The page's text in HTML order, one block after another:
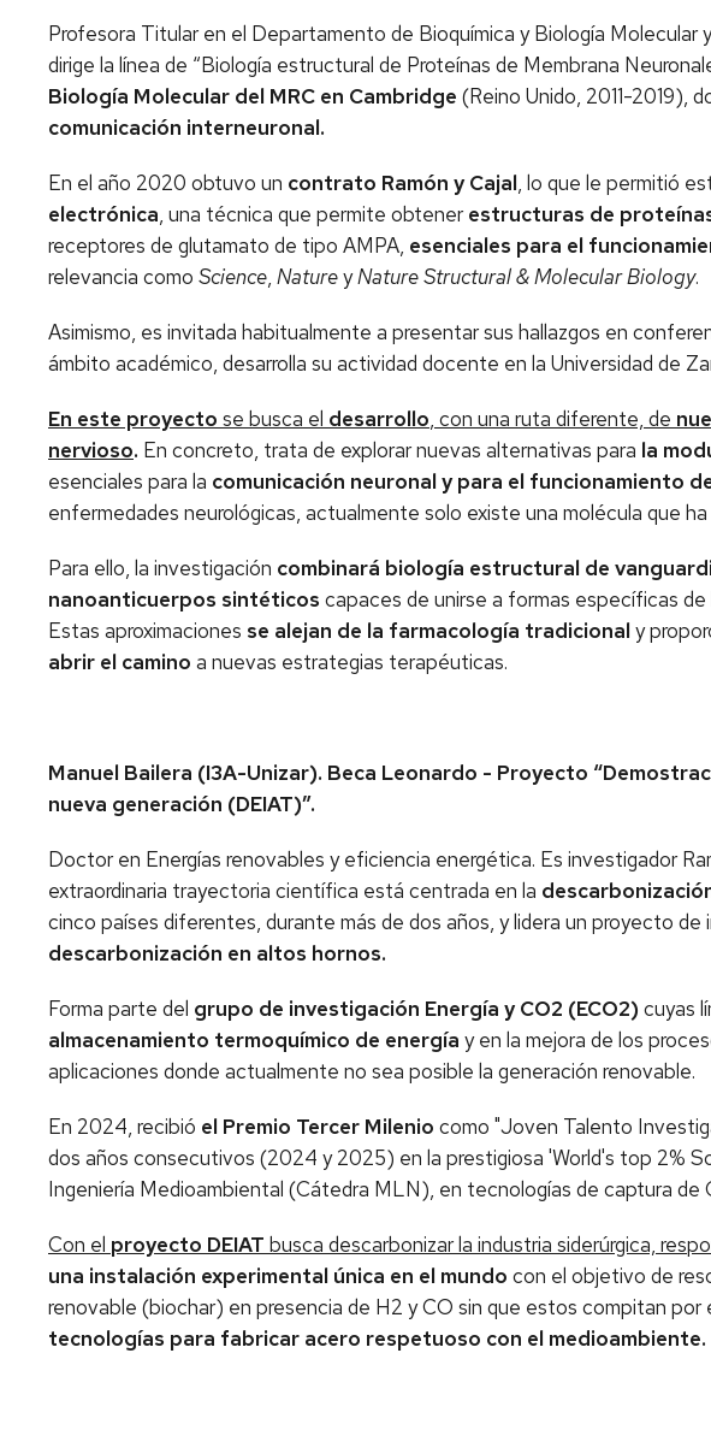
Profesora Titular en el Departamento de Bioquímica y Biología
dirige la línea de “Biología estructural de Proteínas de Membrana
Biología Molecular del MRC en Cambridge (Reino Unido, 2011-2019),
comunicación interneuronal.
En el año 2020 obtuvo un contrato Ramón y Cajal, lo que le permitió
electrónica, una técnica que permite obtenerestructuras de
receptores de glutamato de tipo AMPA, esenciales para el
relevancia como Science, NatureyNature Structural & Molecular Biology.
Asimismo, es invitada habitualmente a presentar sus hallazgos en
ámbito académico, desarrolla su actividad docente en la Universidad de
En este proyecto se busca el desarrollo, con una ruta diferente, de
nervioso. En concreto, trata de explorar nuevas alternativas para la
esenciales para la comunicación neuronal y para el funcionamiento
enfermedades neurológicas, actualmente solo existe una molécula que
Para ello, la investigación combinará biología estructural de
nanoanticuerpos sintéticos capaces de unirse a formas específicas de
Estas aproximaciones se alejan de la farmacología tradicional y
abrir el camino a nuevas estrategias terapéuticas.
Manuel Bailera (I3A-Unizar). Beca Leonardo - Proyecto
nueva generación (DEIAT)”.
Doctor en Energías renovables y eficiencia energética. Es investigador
extraordinaria trayectoria científica está centrada en la
cinco países diferentes, durante más de dos años, y lidera un proyecto de
descarbonización en altos hornos.
Forma parte del grupo de investigación Energía y CO2 (ECO2) cuyas
almacenamiento termoquímico de energía y en la mejora de los
aplicaciones donde actualmente no sea posible la generación renovable.
En 2024, recibió el Premio Tercer Milenio como "Joven Talento
dos años consecutivos (2024 y 2025) en la prestigiosa 'World's top 2%
Ingeniería Medioambiental (Cátedra MLN), en tecnologías de captura
Con el proyecto DEIAT busca descarbonizar la industria siderúrgica,
una instalación experimental única en el mundo con el objetivo de
renovable (biochar) en presencia de H2 y CO sin que estos compitan por
tecnologías para fabricar acero respetuoso con el medioambiente.